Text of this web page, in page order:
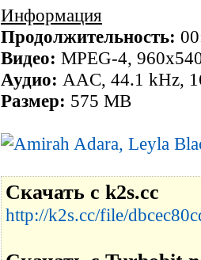
Информация
Продолжительность:
Видео: MPEG-4,
Аудио: AAC, 44.1 kHz,
Размер: 575 MB
Скачать с k2s.cc
http://k2s.cc/file/